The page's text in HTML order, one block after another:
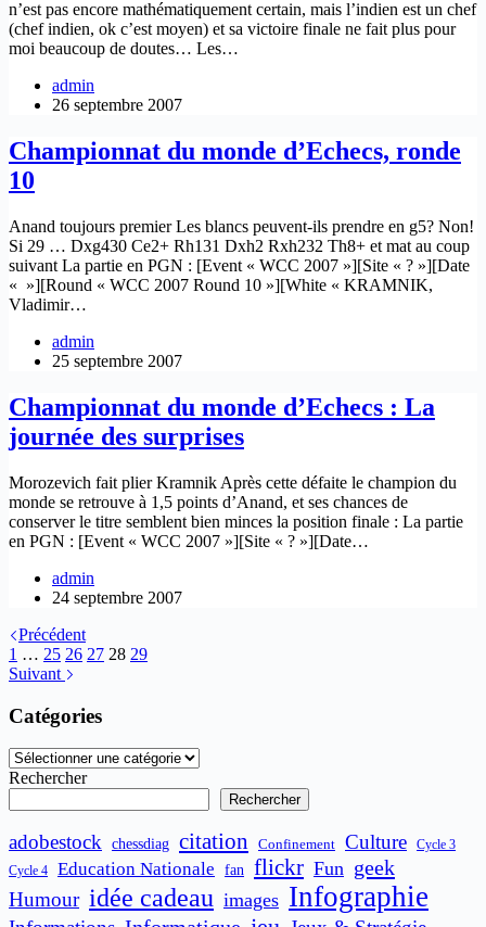
n’est pas encore mathématiquement certain, mais l’indien est un chef
(chef indien, ok c’est moyen) et sa victoire finale ne fait plus pour
moi beaucoup de doutes… Les…
admin
26 septembre 2007
Championnat du monde d’Echecs, ronde
10
Anand toujours premier Les blancs peuvent-ils prendre en g5? Non!
Si 29 … Dxg430 Ce2+ Rh131 Dxh2 Rxh232 Th8+ et mat au coup
suivant La partie en PGN : [Event « WCC 2007 »][Site « ? »][Date
« »][Round « WCC 2007 Round 10 »][White « KRAMNIK,
Vladimir…
admin
25 septembre 2007
Championnat du monde d’Echecs : La
journée des surprises
Morozevich fait plier Kramnik Après cette défaite le champion du
monde se retrouve à 1,5 points d’Anand, et ses chances de
conserver le titre semblent bien minces la position finale : La partie
en PGN : [Event « WCC 2007 »][Site « ? »][Date…
admin
24 septembre 2007
Précédent
1 … 25 26 27 28 29
Suivant
Catégories
Catégories
Rechercher
Rechercher
adobestock chessdiag citation Confinement Culture
Cycle 3
Cycle 4
Education Nationale fan flickr Fun geek
Humour idée cadeau images Infographie